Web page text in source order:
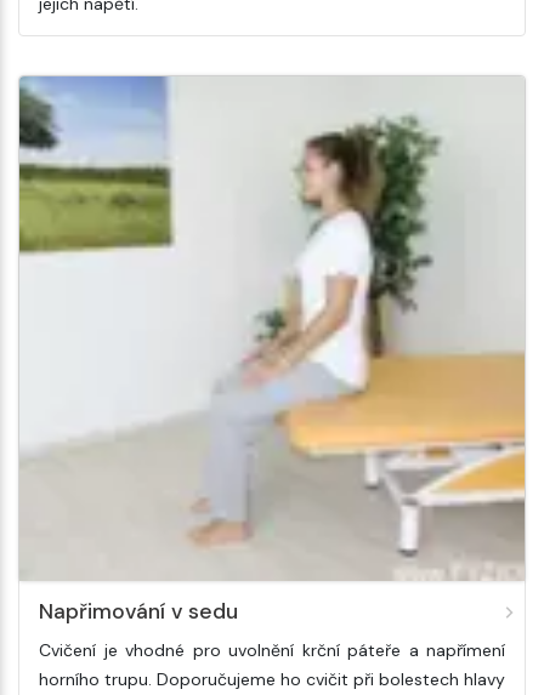
Napřimování v sedu
Cvičení je vhodné pro uvolnění krční páteře a napřímení
horního trupu. Doporučujeme ho cvičit při bolestech hlavy